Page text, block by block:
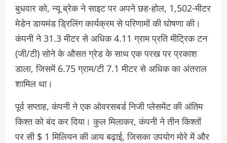
बुधवार को, न्यू ब्रेक ने साइट पर अपने छह-होल, 1,502-मीटर
मेडेन डायमंड ड्रिलिंग कार्यक्रम से परिणामों की घोषणा की।
कंपनी ने 31.3 मीटर से अधिक 4.11 ग्राम प्रति मीट्रिक टन
(जी/टी) सोने के औसत ग्रेड के साथ एक परख पर प्रकाश
डाला, जिसमें 6.75 ग्राम/टी 7.1 मीटर से अधिक का अंतराल
शामिल था।
पूर्व सप्ताह, कंपनी ने एक ओवरसबर्ड निजी प्लेसमेंट की अंतिम
किश्त को बंद कर दिया। कुल मिलाकर, कंपनी ने तीन किश्तों
पर सी $ 1 मिलियन की आय बढ़ाई, जिसका उपयोग मोरे में और